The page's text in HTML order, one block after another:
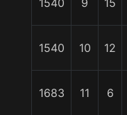
1540 9 15
1540 10 12
1683 11 6